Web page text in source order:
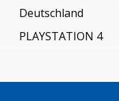
Deutschland
PLAYSTATION 4